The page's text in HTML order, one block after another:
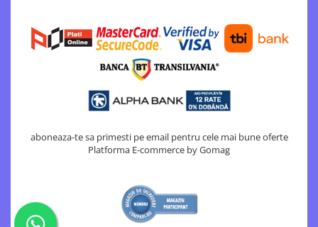
aboneaza-te sa primesti pe email pentru cele mai bune oferte
Platforma E-commerce by Gomag